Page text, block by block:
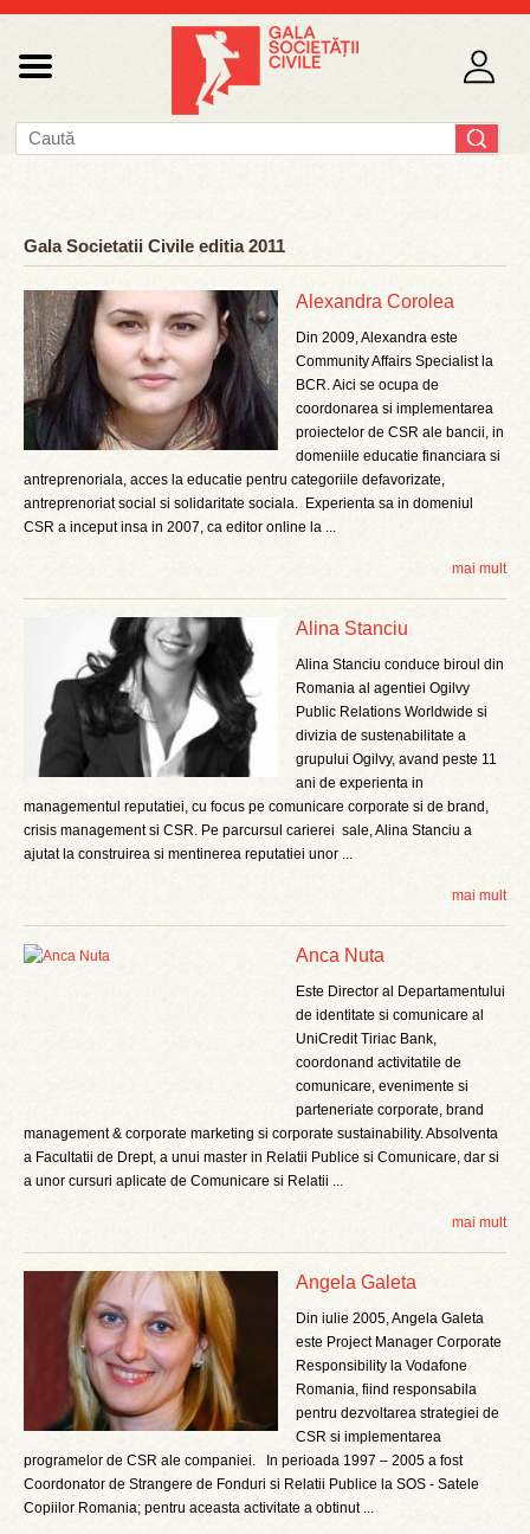
Gala Societatii Civile editia 2011
Alexandra Corolea
Din 2009, Alexandra este
Community Affairs Specialist la
BCR. Aici se ocupa de
coordonarea si implementarea
proiectelor de CSR ale bancii, in
domeniile educatie financiara si
antreprenoriala, acces la educatie pentru categoriile defavorizate,
antreprenoriat social si solidaritate sociala. Experienta sa in domeniul
CSR a inceput insa in 2007, ca editor online la ...
mai mult
Alina Stanciu
Alina Stanciu conduce biroul din
Romania al agentiei Ogilvy
Public Relations Worldwide si
divizia de sustenabilitate a
grupului Ogilvy, avand peste 11
ani de experienta in
managementul reputatiei, cu focus pe comunicare corporate si de brand,
crisis management si CSR. Pe parcursul carierei sale, Alina Stanciu a
ajutat la construirea si mentinerea reputatiei unor ...
mai mult
Anca Nuta
Este Director al Departamentului
de identitate si comunicare al
UniCredit Tiriac Bank,
coordonand activitatile de
comunicare, evenimente si
parteneriate corporate, brand
management & corporate marketing si corporate sustainability. Absolventa
a Facultatii de Drept, a unui master in Relatii Publice si Comunicare, dar si
a unor cursuri aplicate de Comunicare si Relatii ...
mai mult
Angela Galeta
Din iulie 2005, Angela Galeta
este Project Manager Corporate
Responsibility la Vodafone
Romania, fiind responsabila
pentru dezvoltarea strategiei de
CSR si implementarea
programelor de CSR ale companiei. In perioada 1997 – 2005 a fost
Coordonator de Strangere de Fonduri si Relatii Publice la SOS - Satele
Copiilor Romania; pentru aceasta activitate a obtinut ...